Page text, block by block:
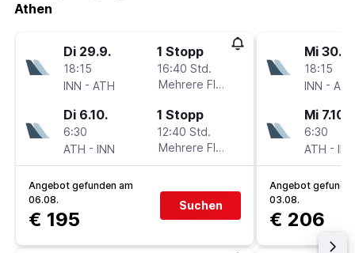
Athen
Di 29.9.
18:15
INN - ATH
1 Stopp
16:40 Std.
Mehrere Fluglinien
Di 6.10.
6:30
ATH - INN
1 Stopp
12:40 Std.
Mehrere Fluglinien
Angebot gefunden am
06.08.
€ 195
Suchen
Mi 30.9.
18:15
INN - ATH
Mi 7.10.
6:30
ATH - INN
Angebot
03.08.
€ 206